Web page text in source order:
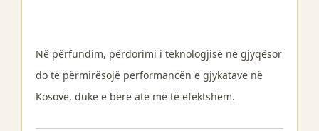
Në përfundim, përdorimi i teknologjisë në gjyqësor
do të përmirësojë performancën e gjykatave në
Kosovë, duke e bërë atë më të efektshëm.